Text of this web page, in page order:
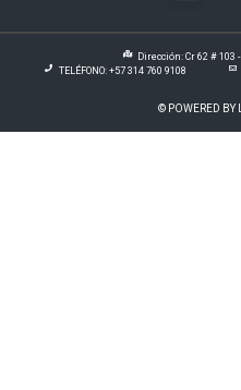
Dirección: Cr 62 # 103
TELÉFONO: +57 314 760 9108
© POWERED